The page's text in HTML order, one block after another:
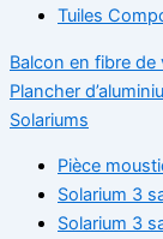
Tuiles
Balcon en fibre de
Plancher
Solariums
Pièce
Solarium 3
Solarium 3